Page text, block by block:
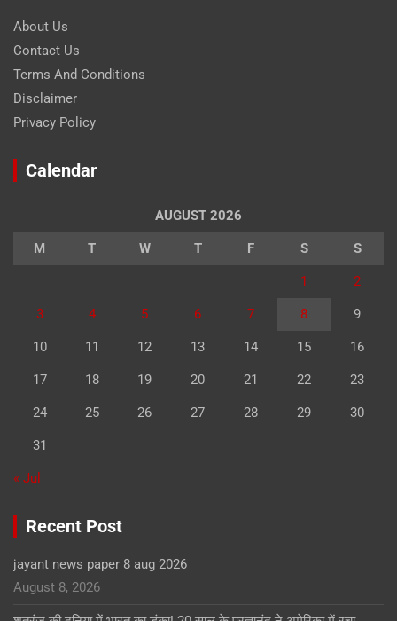
About Us
Contact Us
Terms And Conditions
Disclaimer
Privacy Policy
Calendar
AUGUST 2026
M T W T F S S
1 2
3 4 5 6 7 8 9
10 11 12 13 14 15 16
17 18 19 20 21 22 23
24 25 26 27 28 29 30
31
« Jul
Recent Post
jayant news paper 8 aug 2026
August 8, 2026